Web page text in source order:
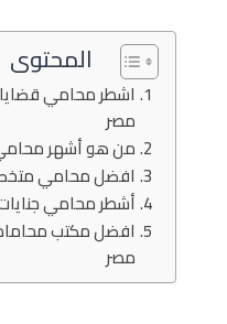
المحتوى
اشطر محامي
مصر
من هو أشهر
افضل محامي
أشطر محامي
افضل مكتب
مصر